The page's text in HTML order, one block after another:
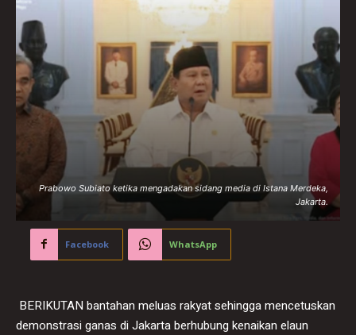
Prabowo Subiato ketika mengadakan sidang media di Istana Merdeka,
Jakarta.
Facebook WhatsApp
BERIKUTAN bantahan meluas rakyat sehingga mencetuskan
demonstrasi ganas di Jakarta berhubung kenaikan elaun